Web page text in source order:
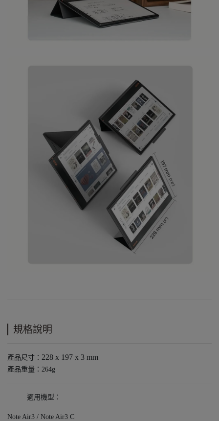
規格說明
產品尺寸： 228 x 197 x 3 mm
產品重量：264g
適用機型：
Note Air3 / Note Air3 C